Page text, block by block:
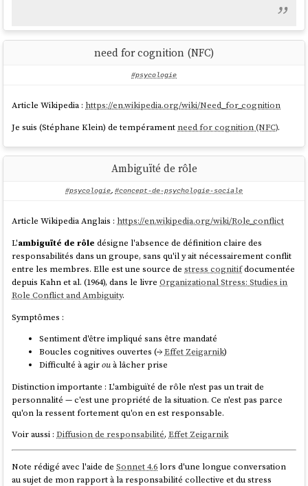
need for cognition (NFC)
#psycologie
Article Wikipedia : https://en.wikipedia.org/wiki/Need_for_cognition
Je suis (Stéphane Klein) de tempérament need for cognition (NFC).
Ambiguïté de rôle
#psycologie, #concept-de-psychologie-sociale
Article Wikipedia Anglais : https://en.wikipedia.org/wiki/Role_conflict
L'ambiguïté de rôle désigne l'absence de définition claire des
responsabilités dans un groupe, sans qu'il y ait nécessairement conflit
entre les membres. Elle est une source destress cognitifdocumentée
depuis Kahn et al. (1964), dans le livreOrganizational Stress: Studies in
Role Conflict and Ambiguity.
Symptômes :
Sentiment d'être impliqué sans être mandaté
Boucles cognitives ouvertes (→Effet Zeigarnik)
Difficulté à agirouà lâcher prise
Distinction importante : L'ambiguïté de rôle n'est pas un trait de
personnalité — c'est une propriété de la situation. Ce n'est pas parce
qu'on la ressent fortement qu'on en est responsable.
Voir aussi :Diffusion de responsabilité,Effet Zeigarnik
Note rédigé avec l'aide deSonnet 4.6lors d'une longue conversation
au sujet de mon rapport à la responsabilité collective et du stress